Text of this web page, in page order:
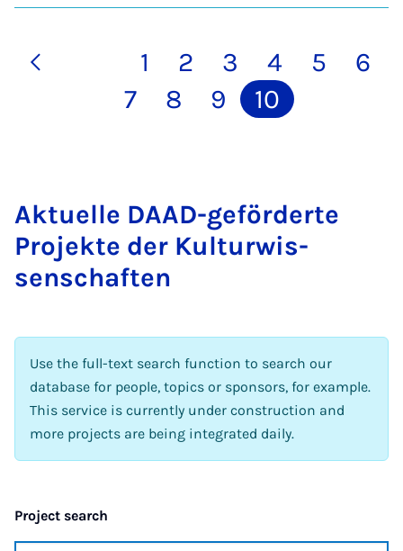
1 2 3 4 5
6
7
8 9 10
Ak­tuelle DAAD-ge­förderte
Pro­jekte der Kul­tur­wis­
senschaften
Use the full-text search function to search our
database for people, topics or sponsors, for example.
This service is currently under construction and
more projects are being integrated daily.
Project search